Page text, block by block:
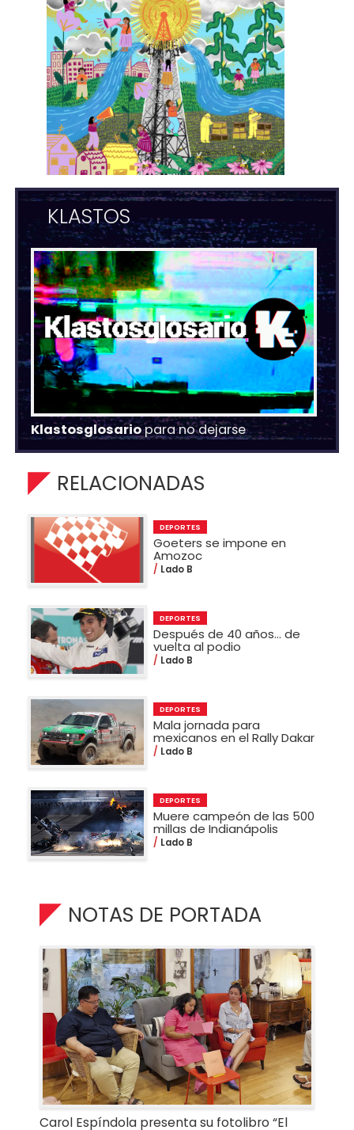
KLASTOS
Klastosglosariopara no dejarse
RELACIONADAS
DEPORTES
Goeters se impone en
Amozoc
Lado B
DEPORTES
Después de 40 años... de
vuelta al podio
Lado B
DEPORTES
Mala jornada para
mexicanos en el Rally Dakar
Lado B
DEPORTES
Muere campeón de las 500
millas de Indianápolis
Lado B
NOTAS DE PORTADA
Carol Espíndola presenta su fotolibro “El